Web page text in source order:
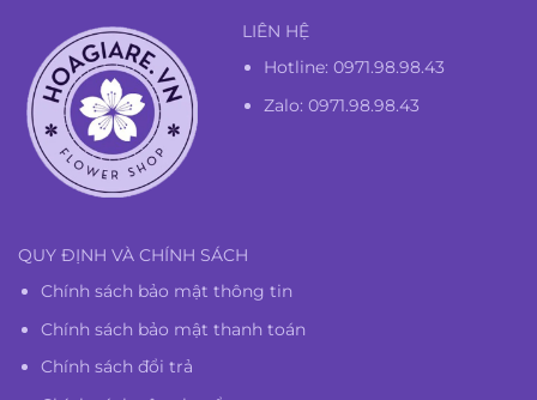
LIÊN HỆ
Hotline:0971.98.98.43
Zalo: 0971.98.98.43
QUY ĐỊNH VÀ CHÍNH SÁCH
Chính sách bảo mật thông tin
Chính sách bảo mật thanh toán
Chính sách đổi trả